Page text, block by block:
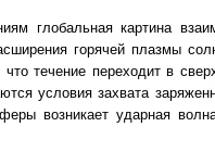
глобальная картина
горячей плазмы
что течение переходит в
условия захвата
возникает ударная